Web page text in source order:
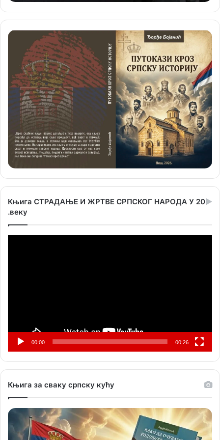
Књига СТРАДАЊЕ И ЖРТВЕ СРПСКОГ НАРОДА У 20
.веку
00:00 00:26
Књига за сваку српску кућу